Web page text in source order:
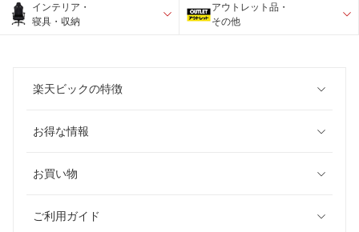
インテリア・
寝具・収納
アウトレット品・
その他
楽天ビックの特徴
お得な情報
お買い物
ご利用ガイド